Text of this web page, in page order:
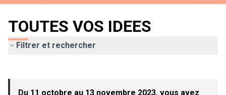
TOUTES VOS IDEES
Filtrer et rechercher
Du 11 octobre au 13 novembre 2023, vous avez